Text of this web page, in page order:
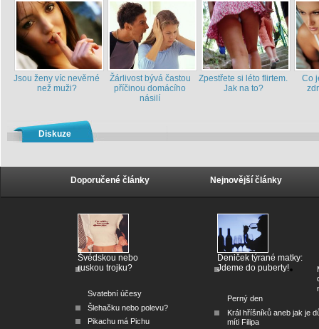
Jsou ženy víc nevěrné
než muži?
Žárlivost bývá častou
příčinou domácího
násilí
Zpestřete si léto flirtem.
Jak na to?
Co
Diskuze
Doporučené články
Švédskou nebo
ruskou trojku?
Svatební účesy
Šlehačku nebo polevu?
Pikachu má Pichu
Nejnovější články
Deniček týrané matky:
Jdeme do puberty!
Perný den
Král hříšníků aneb jak je
míti Filipa